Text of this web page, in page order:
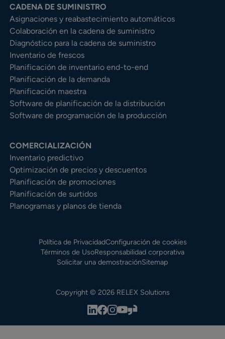
CADENA DE SUMINISTRO
Asignaciones y reabastecimiento automáticos
Colaboración en la cadena de suministro
Diagnóstico para la cadena de suministro
Inventario de frescos
Planificación de inventario end-to-end
Planificación de la demanda
Planificación maestra
Software de planificación de la distribución
Software de programación de la producción
COMERCIALIZACIÓN
Inventario predictivo
Optimización de precios y descuentos
Planificación de promociones
Planificación de surtidos
Planogramas y planos de tienda
Política de PrivacidadConfiguración de cookies
Términos de UsoResponsabilidad corporativa
Solicitar una demostraciónSitemap
Copyright © 2026 RELEX Solutions